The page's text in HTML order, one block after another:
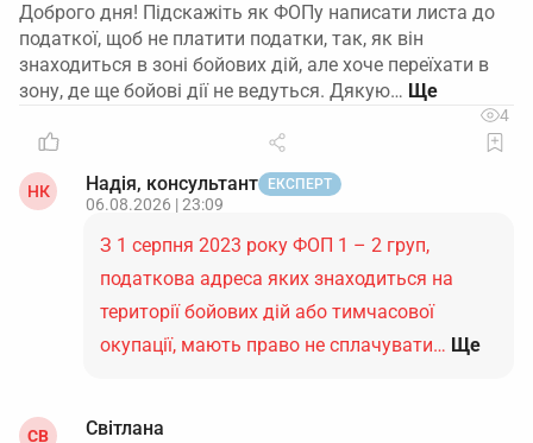
Доброго дня! Підскажіть як ФОПу написати листа до
податкої, щоб не платити податки, так, як він
знаходиться в зоні бойових дій, але хоче переїхати в
зону, де ще бойові дії не ведуться. Дякую…
4
НК Надія, консультант ЕКСПЕРТ
06.08.2026 | 23:09
З 1 серпня 2023 року ФОП 1 – 2 груп,
податкова адреса яких знаходиться на
території бойових дій або тимчасової
окупації, мають право не сплачувати… Ще
СВ Світлана